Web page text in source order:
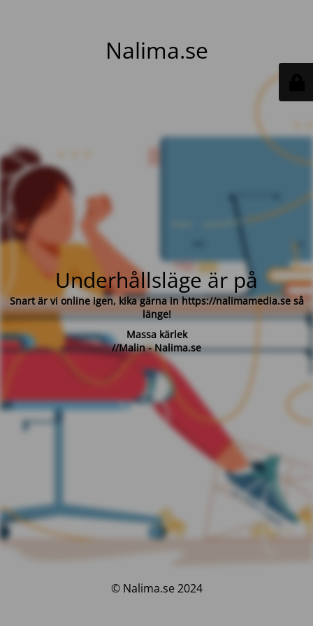
Nalima.se
Underhållsläge är på
Snart är vi online igen, kika gärna in https://nalimamedia.se så
länge!
Massa kärlek
//Malin - Nalima.se
© Nalima.se 2024